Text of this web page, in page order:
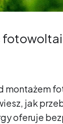
montażem
jak
oferuje